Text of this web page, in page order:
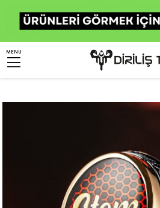
MENU
Kişiye Özel Ürünler
Kişiye Özel İsim Yazılı Kırmızı Mineli Gümüş Erkek Yüzük